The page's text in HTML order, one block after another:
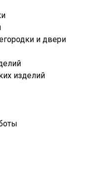
и двери
изделий